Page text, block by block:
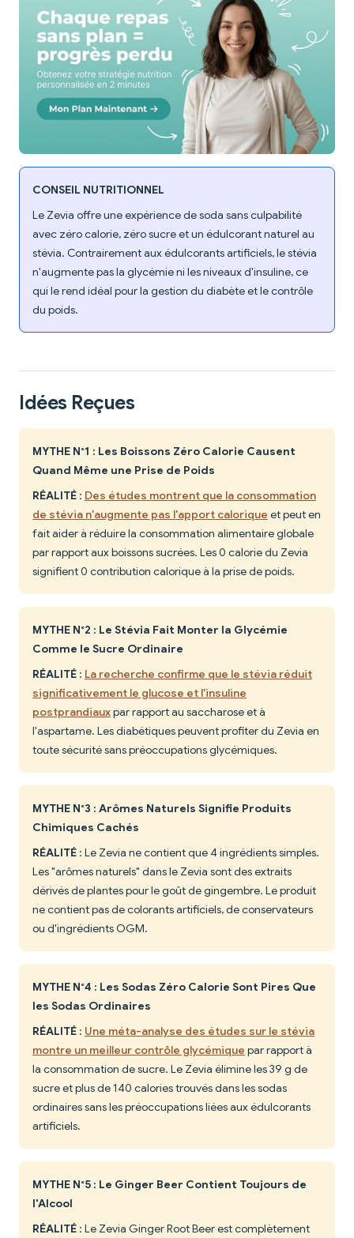
CONSEIL NUTRITIONNEL
Le Zevia offre une expérience de soda sans culpabilité
avec zéro calorie, zéro sucre et un édulcorant naturel au
stévia. Contrairement aux édulcorants artificiels, le stévia
n'augmente pas la glycémie ni les niveaux d'insuline, ce
qui le rend idéal pour la gestion du diabète et le contrôle
du poids.
Idées Reçues
MYTHE N°1 : Les Boissons Zéro Calorie Causent
Quand Même une Prise de Poids
RÉALITÉ : Des études montrent que la consommation
de stévia n'augmente pas l'apport calorique et peut en
fait aider à réduire la consommation alimentaire globale
par rapport aux boissons sucrées. Les 0 calorie du Zevia
signifient 0 contribution calorique à la prise de poids.
MYTHE N°2 : Le Stévia Fait Monter la Glycémie
Comme le Sucre Ordinaire
RÉALITÉ : La recherche confirme que le stévia réduit
significativement le glucose et l'insuline
postprandiauxpar rapport au saccharose et à
l'aspartame. Les diabétiques peuvent profiter du Zevia en
toute sécurité sans préoccupations glycémiques.
MYTHE N°3 : Arômes Naturels Signifie Produits
Chimiques Cachés
RÉALITÉ : Le Zevia ne contient que 4 ingrédients simples.
Les "arômes naturels" dans le Zevia sont des extraits
dérivés de plantes pour le goût de gingembre. Le produit
ne contient pas de colorants artificiels, de conservateurs
ou d'ingrédients OGM.
MYTHE N°4 : Les Sodas Zéro Calorie Sont Pires Que
les Sodas Ordinaires
RÉALITÉ : Une méta-analyse des études sur le stévia
montre un meilleur contrôle glycémique par rapport à
la consommation de sucre. Le Zevia élimine les 39 g de
sucre et plus de 140 calories trouvés dans les sodas
ordinaires sans les préoccupations liées aux édulcorants
artificiels.
MYTHE N°5 : Le Ginger Beer Contient Toujours de
l'Alcool
RÉALITÉ : Le Zevia Ginger Root Beer est complètement